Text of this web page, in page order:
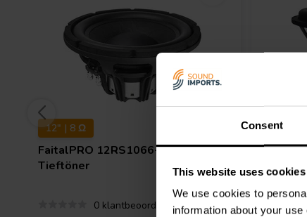
Consent
This website uses cookies
We use cookies to
information about your
12" | 8 Ω
FaitalPRO 12RS1066-8P
Tieftöner
0 klantbeoordelingen
15" |
DVC